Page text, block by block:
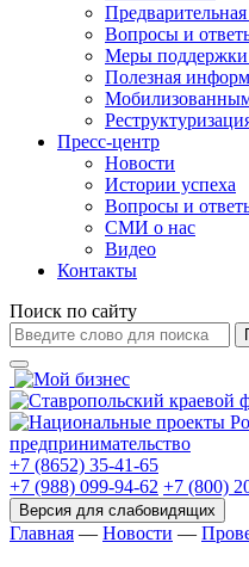
Предварительная
Вопросы и
Меры
Полезная
Пресс-центр
Новости
Истории успеха
Вопросы и
СМИ о нас
Видео
Контакты
Поиск по сайту
+7 (8652) 35-41-65
+7 (988) 099-94-62 +7 (800)
Главная — Новости —